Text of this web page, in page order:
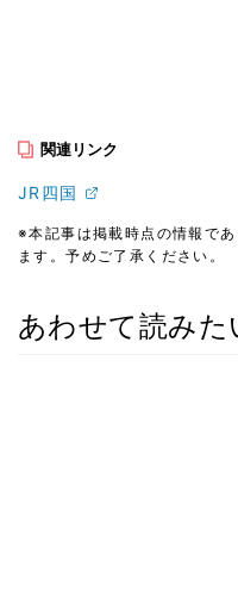
関連リンク
JR四国
※本記事は掲載時点の情報で
ます。予めご了承ください。
あわせて読みた